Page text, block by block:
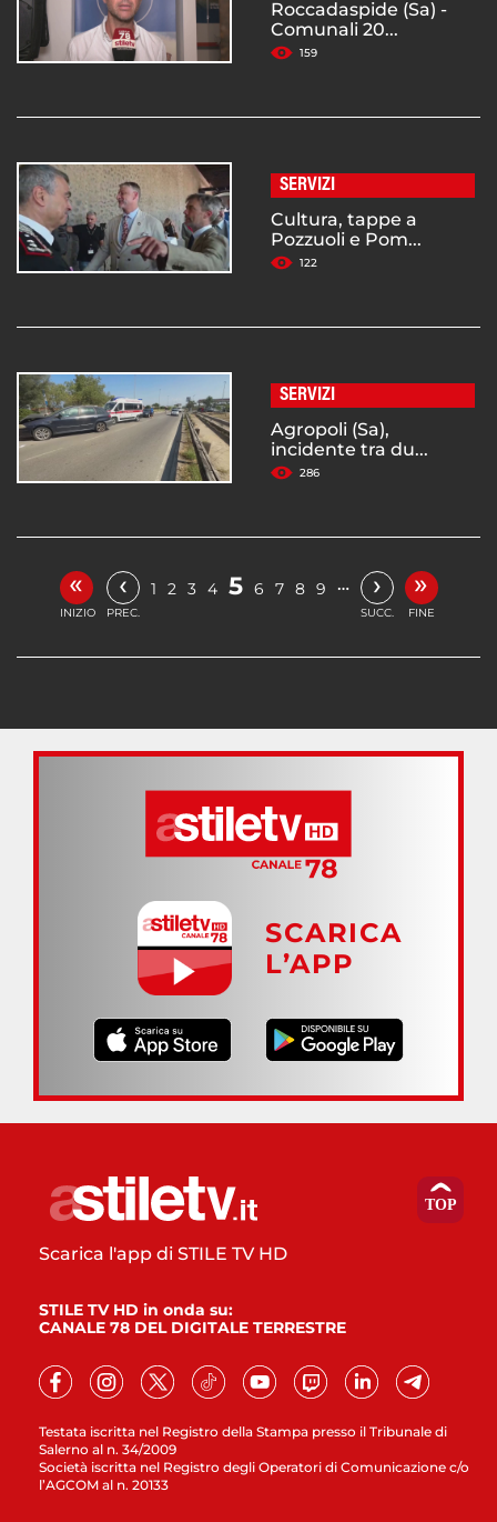
Roccadaspide (Sa) -
Comunali 20...
159
SERVIZI
Cultura, tappe a
Pozzuoli e Pom...
122
SERVIZI
Agropoli (Sa),
incidente tra du...
286
«
INIZIO
‹
PREC.
1 2 3 4 5 6 7 8 9 … ›
SUCC.
»
FINE
SCARICA
L’APP
Testata iscritta nel Registro della Stampa presso il Tribunale di
Salerno al n. 34/2009
Società iscritta nel Registro degli Operatori di Comunicazione c/o
l’AGCOM al n. 20133
Scarica l'app di STILE TV HD
STILE TV HD in onda su:
CANALE 78 DEL DIGITALE TERRESTRE